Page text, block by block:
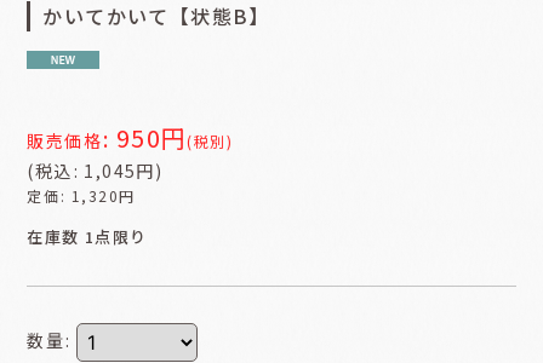
かいてかいて【状態B】
販売価格: 950円(税別)
(税込 : 1,045円)
定価: 1,320円
在庫数 1点限り
数量: